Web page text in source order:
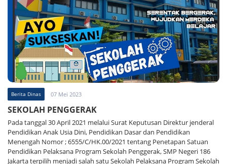
Berita Dinas 07 Mei 2023
SEKOLAH PENGGERAK
Pada tanggal 30 April 2021 melalui Surat Keputusan Direktur jenderal
Pendidikan Anak Usia Dini, Pendidikan Dasar dan Pendidikan
Menengah Nomor ; 6555/C/HK.00/2021 tentang Penetapan Satuan
Pendidikan Pelaksana Program Sekolah Penggerak, SMP Negeri 186
Jakarta terpilih menjadi salah satu Sekolah Pelaksana Program Sekolah